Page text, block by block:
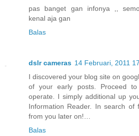
pas banget gan infonya ,,
kenal aja gan
Balas
dslr cameras 14 Februari, 2011
I discovered your blog site on
of your early posts. Proceed
operate. I simply additional up
Information Reader. In search of
from you later on!…
Balas